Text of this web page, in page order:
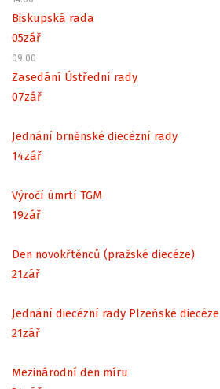
Biskupská rada
05zář
09:00
Zasedání Ústřední rady
07zář
Jednání brněnské diecézní rady
14zář
Výročí úmrtí TGM
19zář
Den novokřtěnců (pražské diecéze)
21zář
Jednání diecézní rady Plzeňské diecéze
21zář
Mezinárodní den míru